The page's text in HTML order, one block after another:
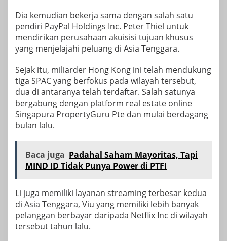
Dia kemudian bekerja sama dengan salah satu
pendiri PayPal Holdings Inc. Peter Thiel untuk
mendirikan perusahaan akuisisi tujuan khusus
yang menjelajahi peluang di Asia Tenggara.
Sejak itu, miliarder Hong Kong ini telah mendukung
tiga SPAC yang berfokus pada wilayah tersebut,
dua di antaranya telah terdaftar. Salah satunya
bergabung dengan platform real estate online
Singapura PropertyGuru Pte dan mulai berdagang
bulan lalu.
Baca juga Padahal Saham Mayoritas, Tapi
MIND ID Tidak Punya Power di PTFI
Li juga memiliki layanan streaming terbesar kedua
di Asia Tenggara, Viu yang memiliki lebih banyak
pelanggan berbayar daripada Netflix Inc di wilayah
tersebut tahun lalu.